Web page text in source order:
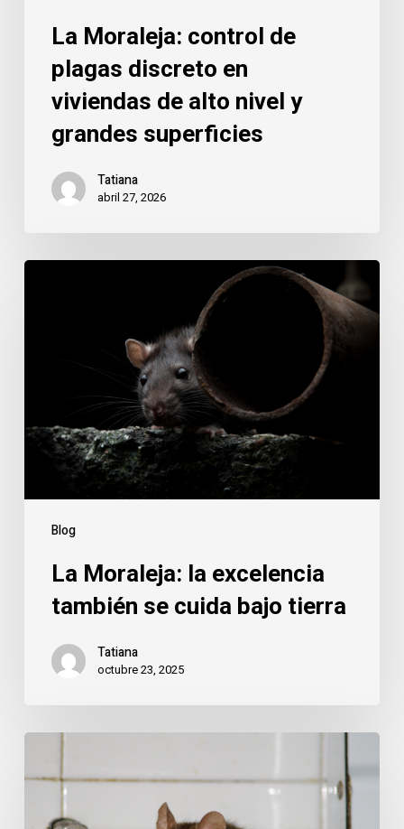
grandes
superficies
La Moraleja: control de
plagas discreto en
viviendas de alto nivel y
grandes superficies
Tatiana
abril 27, 2026
Blog
cuida
La Moraleja: la excelencia
también se cuida bajo tierra
Tatiana
octubre 23, 2025
Roedores
Moraleja: